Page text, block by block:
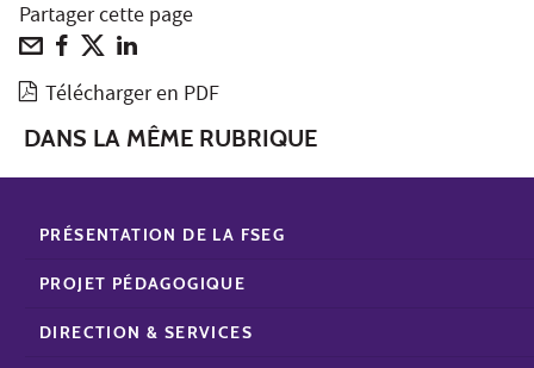
Partager cette page
Télécharger en PDF
DANS LA MÊME RUBRIQUE
PRÉSENTATION DE LA FSEG
PROJET PÉDAGOGIQUE
DIRECTION & SERVICES